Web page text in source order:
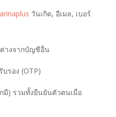
วันเกิด, อีเมล, เบอร์
างจากบัญชีอื่น
รอง (OTP)
) รวมทั้งยืนยันตัวตนเมื่อ